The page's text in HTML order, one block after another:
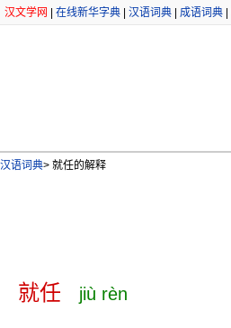
汉文学网 在线新华字典 汉语词典 成语词典
汉语词典> 就任的解释
就任 jiù rèn